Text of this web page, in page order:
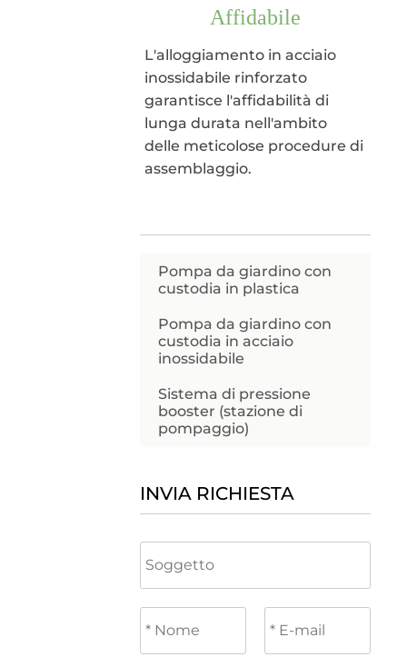
Affidabile
L'alloggiamento in acciaio
inossidabile rinforzato
garantisce l'affidabilità di
lunga durata nell'ambito
delle meticolose procedure di
assemblaggio.
Pompa da giardino con
custodia in plastica
Pompa da giardino con
custodia in acciaio
inossidabile
Sistema di pressione
booster (stazione di
pompaggio)
INVIA RICHIESTA